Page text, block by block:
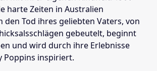
harte Zeiten in Australien
den Tod ihres geliebten Vaters, von
gebeutelt, beginnt
und wird durch ihre Erlebnisse
Poppins inspiriert.